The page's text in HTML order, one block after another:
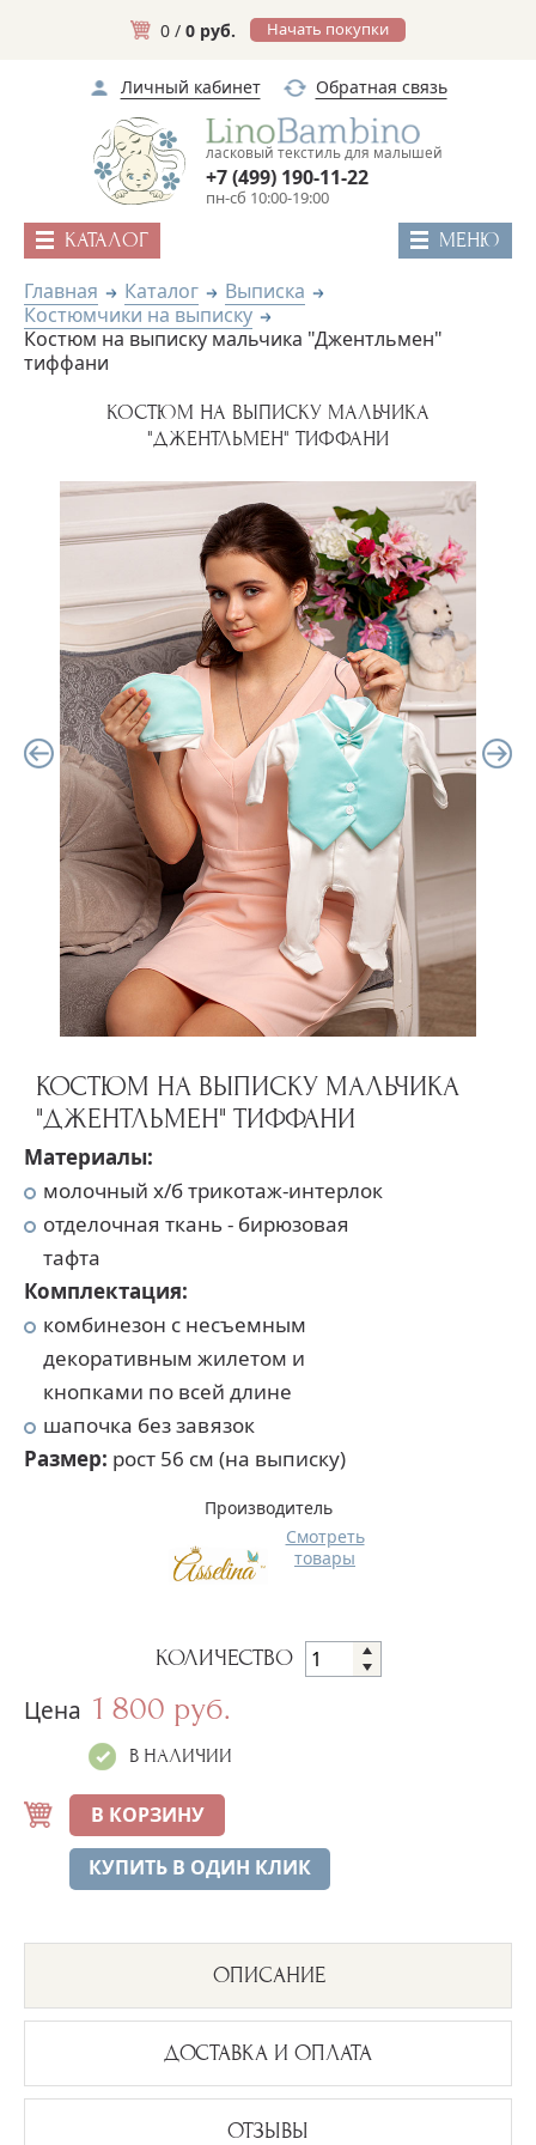
0 / 0 руб. Начать покупки
Личный кабинет Обратная связь
ласковый текстиль для малышей
пн-сб 10:00-19:00
+7 (499) 190-11-22
КАТАЛОГ МЕНЮ
Главная Каталог
Выписка
Костюмчики на выписку
Костюм на выписку мальчика "Джентльмен"
тиффани
КОСТЮМ НА ВЫПИСКУ МАЛЬЧИКА
"ДЖЕНТЛЬМЕН" ТИФФАНИ
КОСТЮМ НА ВЫПИСКУ МАЛЬЧИКА
"ДЖЕНТЛЬМЕН" ТИФФАНИ
Материалы:
молочный х/б трикотаж-интерлок
отделочная ткань - бирюзовая
тафта
Комплектация:
комбинезон с несъемным
декоративным жилетом и
кнопками по всей длине
шапочка без завязок
Размер: рост 56 см (на выписку)
Производитель
Смотреть
товары
КОЛИЧЕСТВО
Цена 1 800 руб.
В НАЛИЧИИ
В КОРЗИНУ
КУПИТЬ В ОДИН КЛИК
ОПИСАНИЕ
ДОСТАВКА И ОПЛАТА
ОТЗЫВЫ